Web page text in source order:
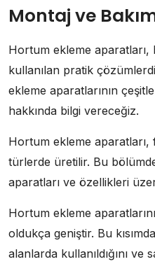
Montaj ve
Hortum ekleme aparatları,
kullanılan pratik
ekleme aparatlarının
hakkında bilgi vereceğiz.
Hortum ekleme aparatları,
türlerde üretilir. Bu
aparatları ve özellikleri
Hortum ekleme
oldukça geniştir. Bu
alanlarda kullanıldığını ve